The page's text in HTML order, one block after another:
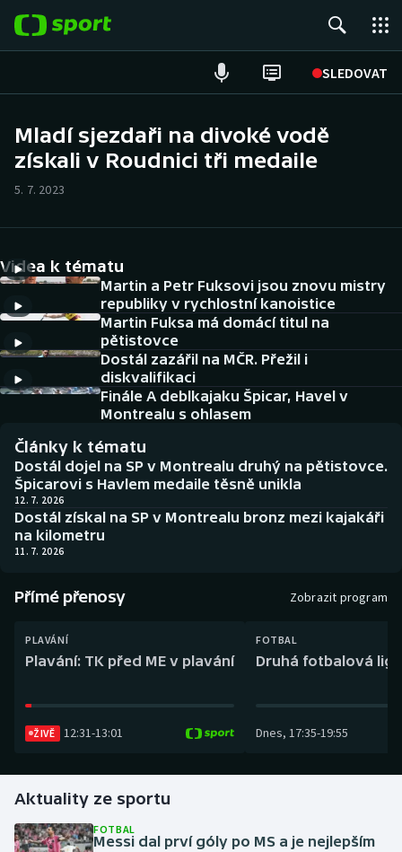
SLEDOVAT
Hokej
Cyklistika
DALŠÍ SPORTY
Americký fotbal
Baseball a softbal
Basketbal
Biatlon
Boby a skeleton
Box
Curling
Golf
Gymnastika
NEPŘEHLÉDNĚTE
Historické návraty
Aplikace ČT sport
AZ kvíz
Mladí sjezdaři na divoké vodě
získali v Roudnici tři medaile
5. 7. 2023
Videa k tématu
Martin a Petr Fuksovi jsou znovu mistry
republiky v rychlostní kanoistice
Martin Fuksa má domácí titul na
pětistovce
Dostál zazářil na MČR. Přežil i
diskvalifikaci
Finále A deblkajaku Špicar, Havel v
Montrealu s ohlasem
Články k tématu
Dostál dojel na SP v Montrealu druhý na pětistovce.
Špicarovi s Havlem medaile těsně unikla
12. 7. 2026
Dostál získal na SP v Montrealu bronz mezi kajakáři
na kilometru
11. 7. 2026
Přímé přenosy Zobrazit program
PLAVÁNÍ
Plavání: TK před ME v plavání
ŽIVĚ 12:31-13:01
FOTBAL
Druhá fotbalová
Dnes, 17:35-19:55
Aktuality ze sportu
FOTBAL
Messi dal prví góly po MS a je nejlepším